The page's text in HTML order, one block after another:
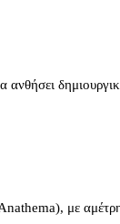
ανθήσει
με